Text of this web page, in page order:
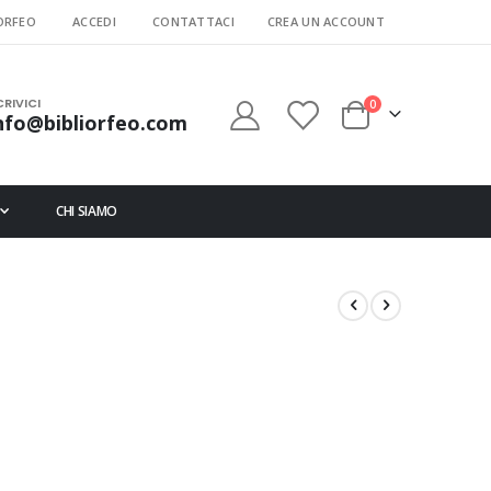
ACCEDI CONTATTACI CREA UN ACCOUNT
Cart
0elementi
CHI SIAMO